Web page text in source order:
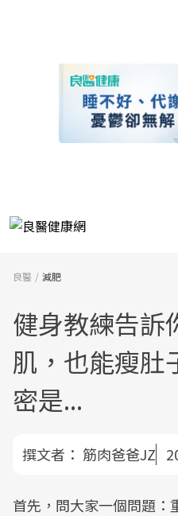
良醫 減肥
健身教練告訴
肌，也能瘦肚
密是...
撰文者： 筋肉爸爸JZ
首先，問大家一個問題：